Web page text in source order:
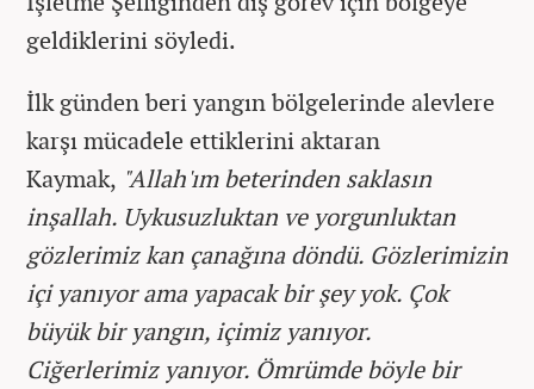
geldiklerini söyledi.
İlk günden beri yangın bölgelerinde alevlere
karşı mücadele ettiklerini aktaran
Kaymak, "Allah'ım beterinden saklasın
inşallah. Uykusuzluktan ve yorgunluktan
gözlerimiz kan çanağına döndü. Gözlerimizin
içi yanıyor ama yapacak bir şey yok. Çok
büyük bir yangın, içimiz yanıyor.
Ciğerlerimiz yanıyor. Ömrümde böyle bir